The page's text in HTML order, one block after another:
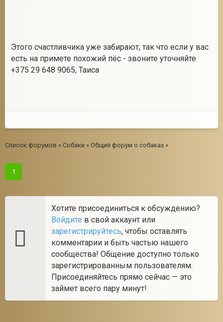
Этого счастливчика уже забирают, так что если у вас
есть на примете похожий пёс - звоните уточняйте
+375 29 648 9065, Таиса
Список форумов » Собаки » Общий форум о собаках »
1
Хотите присоединиться к обсуждению?
Войдите в свой аккаунт или
зарегистрируйтесь, чтобы оставлять
комментарии и быть частью нашего
сообщества! Общение доступно только
зарегистрированным пользователям.
Присоединяйтесь прямо сейчас — это
займет всего пару минут!